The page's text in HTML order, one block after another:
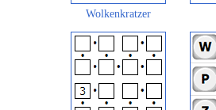
Wolkenkratzer